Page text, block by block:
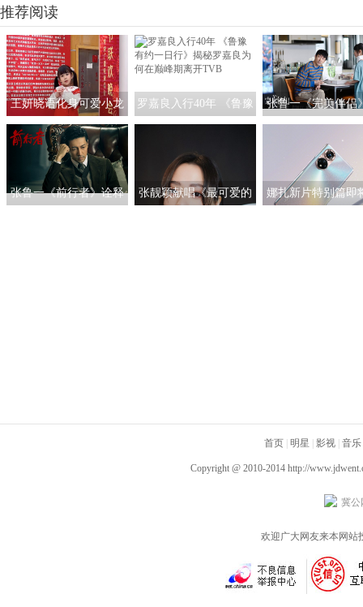
出
推荐阅读
王妍晓语化身可爱小龙
人亮相央视春晚
罗嘉良入行40年 《鲁豫
有约一日行》揭秘罗嘉
良为何在巅峰期离开
TVB
张鲁一《完美伴侣
启“煮夫”模式 塑造
女性的“人间理
张鲁一《前行者》诠释
张靓颖献唱《最可爱的
娜扎新片特别篇即
首页 明星 影视 音乐
Copyright @ 2010-2014 http://
冀公
欢迎广大网友来本网站